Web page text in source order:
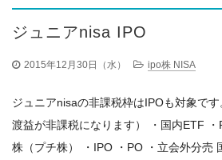
へ
移
動
ジュニアnisa IPO
2015年12月30日（水） ipo株 NISA
ジュニアnisaの非課税枠はIPOも対象で
渡益が非課税になります） ・国内ETF
株（プチ株） ・IPO ・PO ・立会外分売